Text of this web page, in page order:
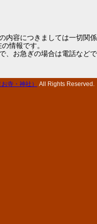
内容につきましては一切関係
情報です。
、お急ぎの場合は電話などで
寺・神社） All Rights Reserved.